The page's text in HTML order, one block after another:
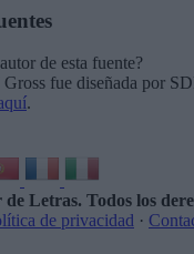
de esta fuente?
fue diseñada por
.
de Letras. Todos los
de privacidad ·